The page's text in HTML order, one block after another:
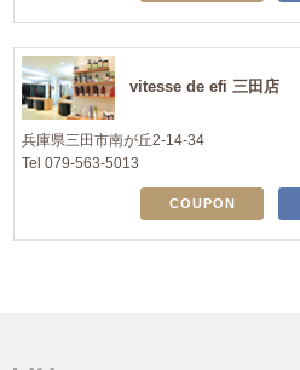
vitesse de efi 三田店
兵庫県三田市南が丘2-14-34
Tel 079-563-5013
COUPON